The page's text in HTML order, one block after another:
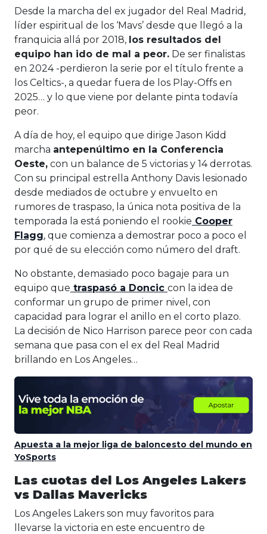
Desde la marcha del ex jugador del Real Madrid,
líder espiritual de los ‘Mavs’ desde que llegó a la
franquicia allá por 2018, los resultados del
equipo han ido de mal a peor. De ser finalistas
en 2024 -perdieron la serie por el título frente a
los Celtics-, a quedar fuera de los Play-Offs en
2025… y lo que viene por delante pinta todavía
peor.
A día de hoy, el equipo que dirige Jason Kidd
marcha antepenúltimo en la Conferencia
Oeste, con un balance de 5 victorias y 14 derrotas.
Con su principal estrella Anthony Davis lesionado
desde mediados de octubre y envuelto en
rumores de traspaso, la única nota positiva de la
temporada la está poniendo el rookie Cooper
Flagg, que comienza a demostrar poco a poco el
por qué de su elección como número del draft.
No obstante, demasiado poco bagaje para un
equipo que traspasó a Doncic con la idea de
conformar un grupo de primer nivel, con
capacidad para lograr el anillo en el corto plazo.
La decisión de Nico Harrison parece peor con cada
semana que pasa con el ex del Real Madrid
brillando en Los Angeles…
Apuesta a la mejor liga de baloncesto del mundo en
YoSports
Las cuotas del Los Angeles Lakers
vs Dallas Mavericks
Los Angeles Lakers son muy favoritos para
llevarse la victoria en este encuentro de